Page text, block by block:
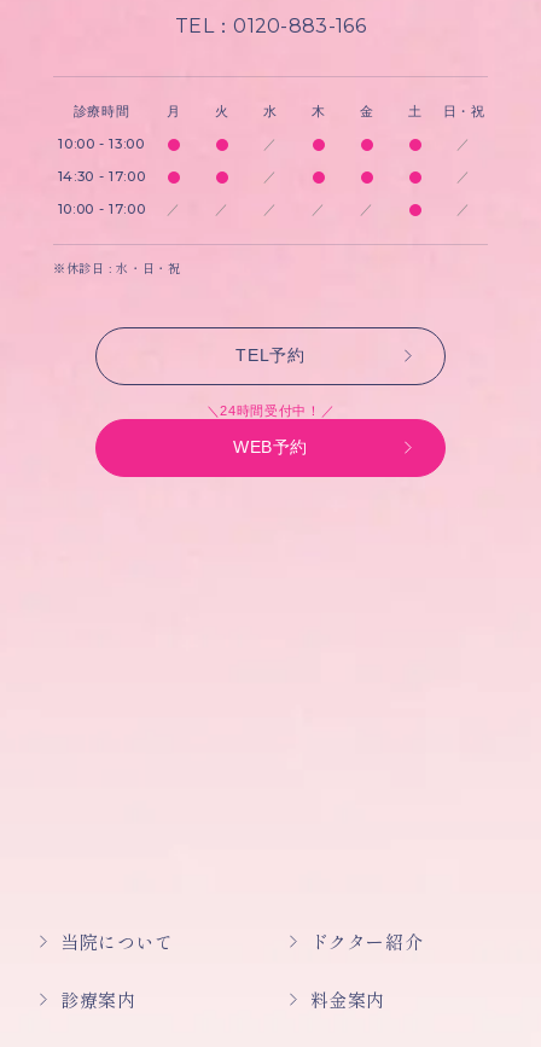
TEL：0120-883-166
診療時間 月 火 水 木 金 土 日・祝
10:00 - 13:00 ／ ／
14:30 - 17:00 ／ ／
10:00 - 17:00 ／ ／ ／ ／ ／ ／
※休診日 : 水・日・祝
TEL予約
＼24時間受付中！／
WEB予約
当院について ドクター紹介
診療案内 料金案内